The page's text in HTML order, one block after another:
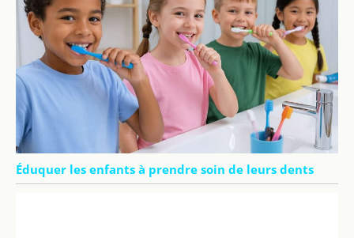
Éduquer les enfants à prendre soin de leurs dents